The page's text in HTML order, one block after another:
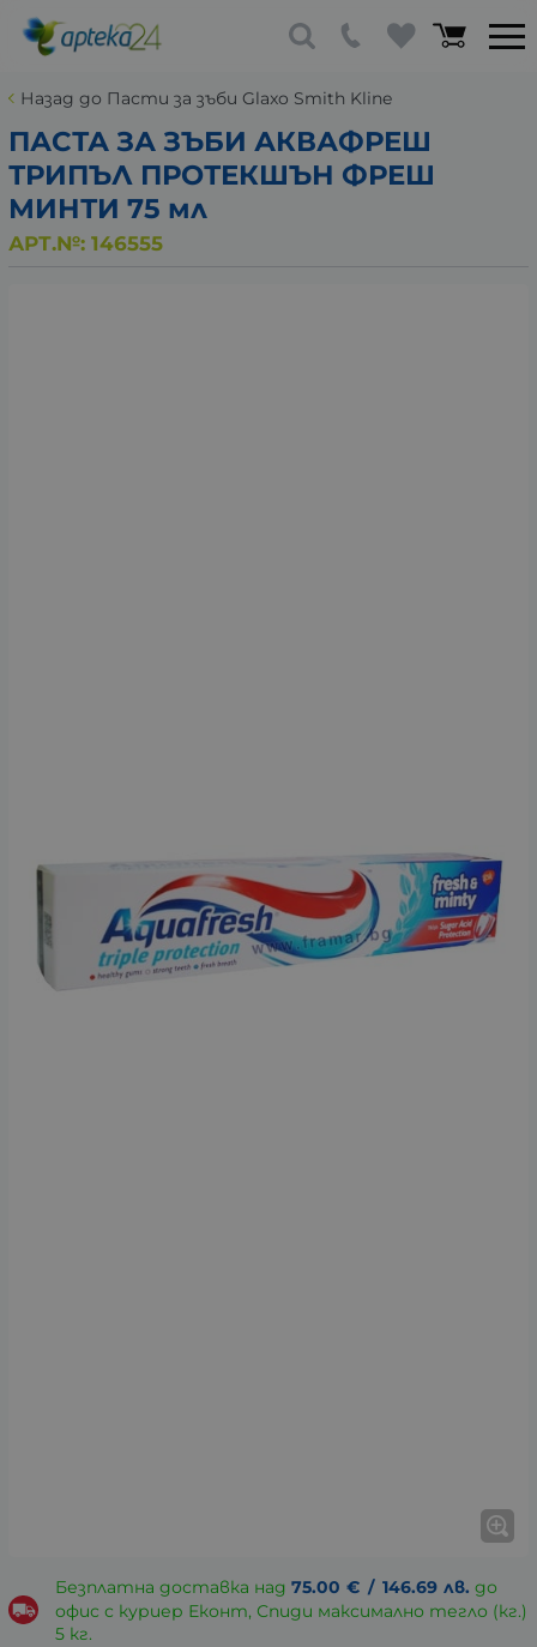
Назад до Пасти за зъби Glaxo Smith Kline
ПАСТА ЗА ЗЪБИ АКВАФРЕШ
ТРИПЪЛ ПРОТЕКШЪН ФРЕШ
МИНТИ 75 мл
АРТ.№: 146555
Безплатна доставка над 75.00 € / 146.69 лв. до
офис с куриер Еконт, Спиди максимално тегло (кг.)
5 кг.